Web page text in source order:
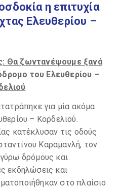
η επιτυχία
Ελευθερίου –
Θα ζωντανέψουμε ξανά
του Ελευθερίου –
για μία ακόμα
– Κορδελιού.
κατέκλυσαν τις οδούς
Καραμανλή, τον
δρόμους και
εκδηλώσεις και
στο πλαίσιο